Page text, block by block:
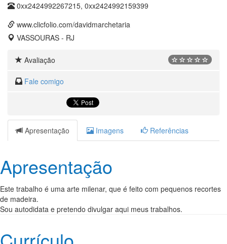
0xx2424992267215, 0xx2424992159399
www.clicfolio.com/davidmarchetaria
VASSOURAS - RJ
Avaliação
Fale comigo
Apresentação Imagens Referências
Apresentação
Este trabalho é uma arte milenar, que é feito com pequenos recortes
de madeira.
Sou autodidata e pretendo divulgar aqui meus trabalhos.